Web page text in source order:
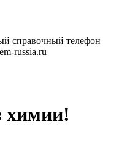
справочный телефон
russia.ru
химии!